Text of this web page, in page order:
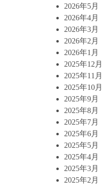
2026年5月
2026年4月
2026年3月
2026年2月
2026年1月
2025年12月
2025年11月
2025年10月
2025年9月
2025年8月
2025年7月
2025年6月
2025年5月
2025年4月
2025年3月
2025年2月